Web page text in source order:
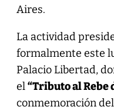
Aires.
La actividad
formalmente este
Palacio Libertad,
el“Tributo al Rebe
conmemoración